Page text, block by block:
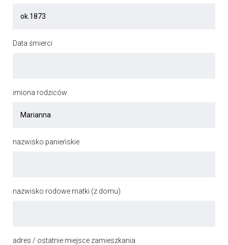
Data śmierci
imiona rodziców
nazwisko panieńskie
nazwisko rodowe matki (z domu)
adres / ostatnie miejsce zamieszkania